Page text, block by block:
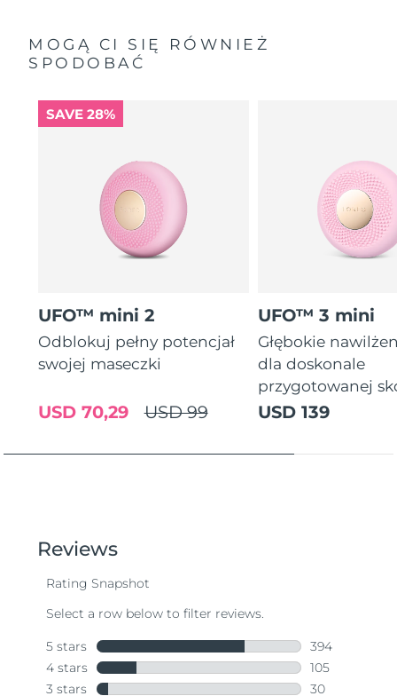
MOGĄ CI SIĘ RÓWNIEŻ
SPODOBAĆ
SAVE 28%
UFO™ mini 2
Odblokuj pełny potencjał
swojej maseczki
USD 99
USD 70,29
UFO™ 3 mini
Głębokie
dla doskonale
przygotowanej
USD 139